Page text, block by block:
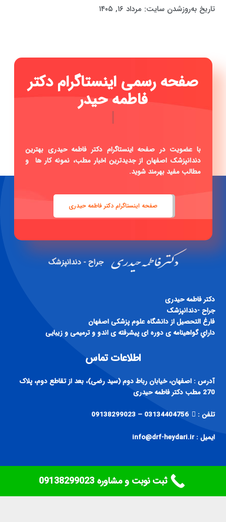
تاریخ به‌روزشدن سایت: مرداد ۱۶, ۱۴۰۵
صفحه رسمی اینستاگرام دکتر
فاطمه حیدری ...
|
با عضویت در صفحه اینستاگرام دکتر فاطمه حیدری بهترین
دندانپزشک اصفهان از جدیدترین اخبار مطب، نمونه کار ها و
مطالب مفید بهرمند شوید.
صفحه اینستاگرام دکتر فاطمه حیدری
دكتر فاطمه حيدری
جراح -دندانپزشک
فارغ التحصيل از دانشگاه علوم پزشكی اصفهان
داراي گواهينامه ی دوره ای پيشرفته ی اندو و ترميمی و زيبايی
اطلاعات تماس
آدرس : اصفهان، خیابان رباط دوم (سید رضی)، بعد از تقاطع دوم، پلاک
270 مطب دکتر فاطمه حیدری
تلفن : 03134404756 – 09138299023
ایمیل : info@drf-heydari.ir
ثبت نوبت و مشاوره ‎09138299023